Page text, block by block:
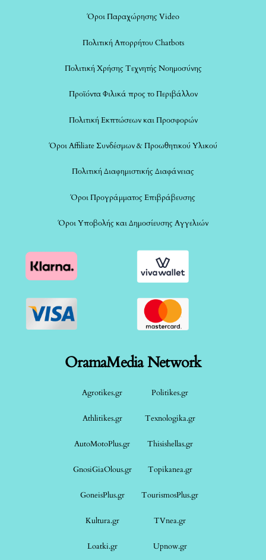
Όροι Παραχώρησης Video
Πολιτική Απορρήτου Chatbots
Πολιτική Χρήσης Τεχνητής Νοημοσύνης
Προϊόντα Φιλικά προς το Περιβάλλον
Πολιτική Εκπτώσεων και Προσφορών
Όροι Affiliate Συνδέσμων & Προωθητικού Υλικού
Πολιτική Διαφημιστικής Διαφάνειας
Όροι Προγράμματος Επιβράβευσης
Όροι Υποβολής και Δημοσίευσης Αγγελιών
OramaMedia Network
Agrotikes.gr Politikes.gr
Athlitikes.gr Texnologika.gr
AutoMotoPlus.gr Thisishellas.gr
GnosiGiaOlous.gr Topikanea.gr
GoneisPlus.gr TourismosPlus.gr
Kultura.gr TVnea.gr
Loatki.gr Upnow.gr